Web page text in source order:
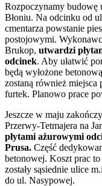
Rozpoczynamy budowę
Błoniu. Na odcinku od
cmentarza powstanie
postojowymi.
Brukop, utwardzi
odcinek. Aby ułatwić
będą wyłożone
zostaną również
furtek. Planowo prace
Jeszcze w maju
Przerwy-Tetmajera na
płytami ażurowymi
Prusa. Część
betonowej. Koszt prac
zostały sąsiednie ulice
do ul. Nasypowej.